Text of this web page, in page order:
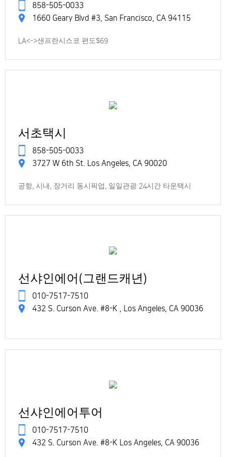
858-505-0033
1660 Geary Blvd #3, San Francisco, CA 94115
LA<->샌프란시스코 편도$69
서초택시
858-505-0033
3727 W 6th St. Los Angeles, CA 90020
공항, 시내, 장거리 동시픽업, 일일관광 24시간 타운택시
선샤인에어(그랜드캐년)
010-7517-7510
432 S. Curson Ave. #8-K , Los Angeles, CA 90036
선샤인에어투어
010-7517-7510
432 S. Curson Ave. #8-K Los Angeles, CA 90036